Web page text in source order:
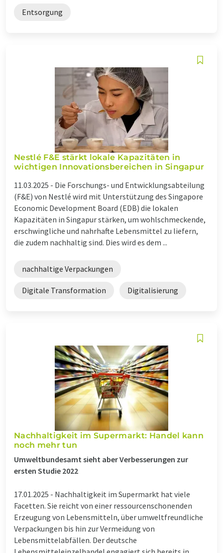
Entsorgung
Nestlé F&E stärkt lokale Kapazitäten in
wichtigen Innovationsbereichen in Singapur
11.03.2025 - Die Forschungs- und Entwicklungsabteilung
(F&E) von Nestlé wird mit Unterstützung des Singapore
Economic Development Board (EDB) die lokalen
Kapazitäten in Singapur stärken, um wohlschmeckende,
erschwingliche und nahrhafte Lebensmittel zu liefern,
die zudem nachhaltig sind. Dies wird es dem ...
nachhaltige Verpackungen
Digitale Transformation Digitalisierung
Nachhaltigkeit im Supermarkt: Handel kann
noch mehr tun
Umweltbundesamt sieht aber Verbesserungen zur
ersten Studie 2022
17.01.2025 - Nachhaltigkeit im Supermarkt hat viele
Facetten. Sie reicht von einer ressourcenschonenden
Erzeugung von Lebensmitteln, über umweltfreundliche
Verpackungen bis hin zur Vermeidung von
Lebensmittelabfällen. Der deutsche